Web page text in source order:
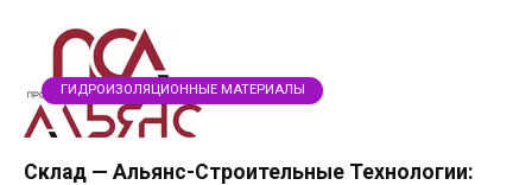
ГИДРОИЗОЛЯЦИОННЫЕ МАТЕРИАЛЫ
Склад — Альянс-Строительные Технологии: